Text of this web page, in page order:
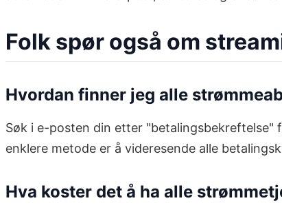
Folk spør også om
Hvordan finner jeg alle
Søk i e-posten din etter "betalingsbekreftelse"
enklere metode er å videresende alle
Hva koster det å ha alle